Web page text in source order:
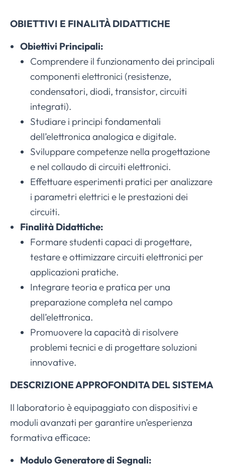
OBIETTIVI E FINALITÀ DIDATTICHE
Obiettivi Principali:
Comprendere il funzionamento dei principali
componenti elettronici (resistenze,
condensatori, diodi, transistor, circuiti
integrati).
Studiare i principi fondamentali
dell’elettronica analogica e digitale.
Sviluppare competenze nella progettazione
e nel collaudo di circuiti elettronici.
Effettuare esperimenti pratici per analizzare
i parametri elettrici e le prestazioni dei
circuiti.
Finalità Didattiche:
Formare studenti capaci di progettare,
testare e ottimizzare circuiti elettronici per
applicazioni pratiche.
Integrare teoria e pratica per una
preparazione completa nel campo
dell’elettronica.
Promuovere la capacità di risolvere
problemi tecnici e di progettare soluzioni
innovative.
DESCRIZIONE APPROFONDITA DEL SISTEMA
Il laboratorio è equipaggiato con dispositivi e
moduli avanzati per garantire un’esperienza
formativa efficace:
Modulo Generatore di Segnali: